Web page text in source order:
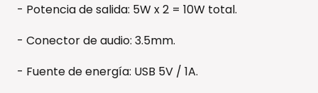
- Potencia de salida: 5W x 2 = 10W total.
- Conector de audio: 3.5mm.
- Fuente de energía: USB 5V / 1A.